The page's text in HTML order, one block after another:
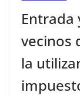
Entrada
vecinos
la